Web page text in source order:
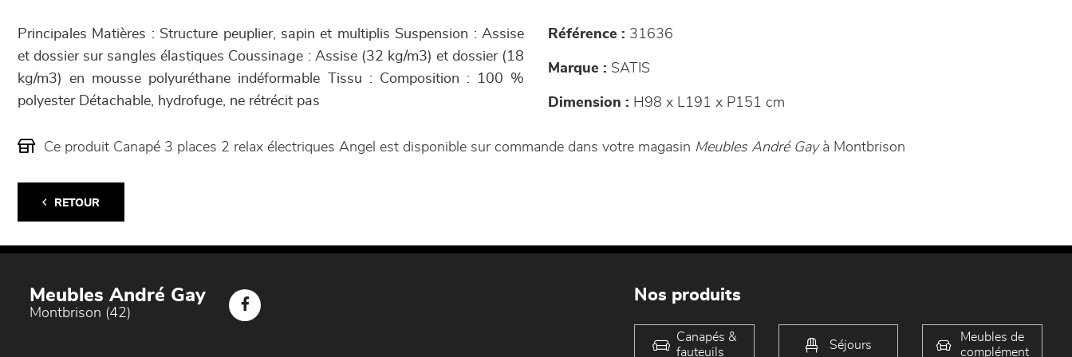
Principales Matières : Structure peuplier, sapin et multiplis Suspension : Assise
et dossier sur sangles élastiques Coussinage : Assise (32 kg/m3) et dossier (18
kg/m3) en mousse polyuréthane indéformable Tissu : Composition : 100 %
polyester Détachable, hydrofuge, ne rétrécit pas
Référence : 31636
Marque : SATIS
Dimension : H98 x L191 x P151 cm
Ce produit Canapé 3 places 2 relax électriques Angel est disponible sur commande dans votre magasin Meubles André Gayà Montbrison
RETOUR
Meubles André Gay
Montbrison (42)
Nos produits
Canapés &
fauteuils
Séjours
Meubles de
complément